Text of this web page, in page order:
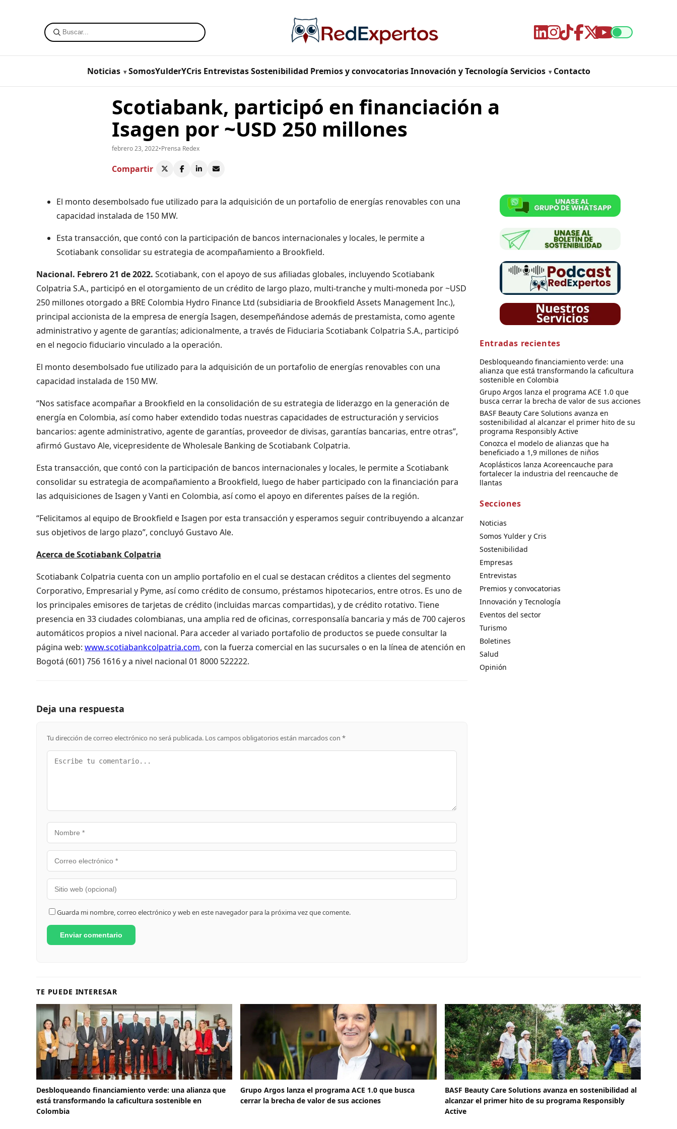
Noticias SomosYulderYCris Entrevistas Sostenibilidad Premios y convocatorias Innovación y Tecnología Servicios Contacto
Scotiabank, participó en financiación a
Isagen por ~USD 250 millones
febrero 23, 2022•Prensa Redex
Compartir
El monto desembolsado fue utilizado para la adquisición de un portafolio de energías renovables con una
capacidad instalada de 150 MW.
Esta transacción, que contó con la participación de bancos internacionales y locales, le permite a
Scotiabank consolidar su estrategia de acompañamiento a Brookfield.
Nacional. Febrero 21 de 2022. Scotiabank, con el apoyo de sus afiliadas globales, incluyendo Scotiabank
Colpatria S.A., participó en el otorgamiento de un crédito de largo plazo, multi-tranche y multi-moneda por ~USD
250 millones otorgado a BRE Colombia Hydro Finance Ltd (subsidiaria de Brookfield Assets Management Inc.),
principal accionista de la empresa de energía Isagen, desempeñándose además de prestamista, como agente
administrativo y agente de garantías; adicionalmente, a través de Fiduciaria Scotiabank Colpatria S.A., participó
en el negocio fiduciario vinculado a la operación.
El monto desembolsado fue utilizado para la adquisición de un portafolio de energías renovables con una
capacidad instalada de 150 MW.
“Nos satisface acompañar a Brookfield en la consolidación de su estrategia de liderazgo en la generación de
energía en Colombia, así como haber extendido todas nuestras capacidades de estructuración y servicios
bancarios: agente administrativo, agente de garantías, proveedor de divisas, garantías bancarias, entre otras”,
afirmó Gustavo Ale, vicepresidente de Wholesale Banking de Scotiabank Colpatria.
Esta transacción, que contó con la participación de bancos internacionales y locales, le permite a Scotiabank
consolidar su estrategia de acompañamiento a Brookfield, luego de haber participado con la financiación para
las adquisiciones de Isagen y Vanti en Colombia, así como el apoyo en diferentes países de la región.
“Felicitamos al equipo de Brookfield e Isagen por esta transacción y esperamos seguir contribuyendo a alcanzar
sus objetivos de largo plazo”, concluyó Gustavo Ale.
Acerca de Scotiabank Colpatria
Scotiabank Colpatria cuenta con un amplio portafolio en el cual se destacan créditos a clientes del segmento
Corporativo, Empresarial y Pyme, así como crédito de consumo, préstamos hipotecarios, entre otros. Es uno de
los principales emisores de tarjetas de crédito (incluidas marcas compartidas), y de crédito rotativo. Tiene
presencia en 33 ciudades colombianas, una amplia red de oficinas, corresponsalía bancaria y más de 700 cajeros
automáticos propios a nivel nacional. Para acceder al variado portafolio de productos se puede consultar la
página web: www.scotiabankcolpatria.com, con la fuerza comercial en las sucursales o en la línea de atención en
Bogotá (601) 756 1616 y a nivel nacional 01 8000 522222.
Deja una respuesta
Tu dirección de correo electrónico no será publicada. Los campos obligatorios están marcados con *
Guarda mi nombre, correo electrónico y web en este navegador para la próxima vez que comente.
Entradas recientes
Desbloqueando financiamiento verde: una
alianza que está transformando la caficultura
sostenible en Colombia
Grupo Argos lanza el programa ACE 1.0 que
busca cerrar la brecha de valor de sus acciones
BASF Beauty Care Solutions avanza en
sostenibilidad al alcanzar el primer hito de su
programa Responsibly Active
Conozca el modelo de alianzas que ha
beneficiado a 1,9 millones de niños
Acoplásticos lanza Acoreencauche para
fortalecer la industria del reencauche de
llantas
Secciones
Noticias
Somos Yulder y Cris
Sostenibilidad
Empresas
Entrevistas
Premios y convocatorias
Innovación y Tecnología
Eventos del sector
Turismo
Boletines
Salud
Opinión
TE PUEDE INTERESAR
Desbloqueando financiamiento verde: una alianza que
está transformando la caficultura sostenible en
Colombia
Grupo Argos lanza el programa ACE 1.0 que busca
cerrar la brecha de valor de sus acciones
BASF Beauty Care Solutions avanza en sostenibilidad al
alcanzar el primer hito de su programa Responsibly
Active